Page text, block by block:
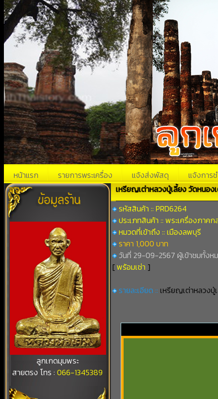
หน้าแรก รายการพระเครื่อง แจ้งส่งพัสดุ แจ้งการช
ลูกเกดมุมพระ
สายตรง โทร :066-1345389
เหรียญเต่าหลวงปู่เลี้ยง วัดหนอง
รหัสสินค้า :: PRD6264
ประเภทสินค้า :: พระเครื่องภาคก
หมวดที่เข้าถึง :: เมืองลพบุรี
ราคา 1,000 บาท
วันที่ 29-09-2567 ผู้เข้าชมทั้งห
[พร้อมเช่า ]
รายละเอียด :: เหรียญเต่าหลวงปู่